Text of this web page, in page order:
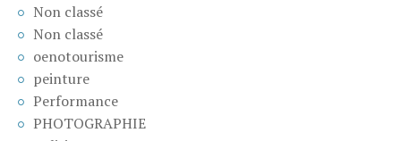
Non classé
Non classé
oenotourisme
peinture
Performance
PHOTOGRAPHIE